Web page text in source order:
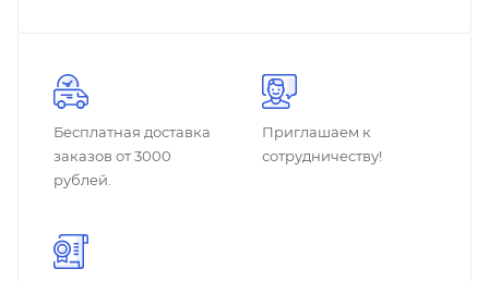
Бесплатная доставка
заказов от 3000
рублей.
Приглашаем к
сотрудничеству!